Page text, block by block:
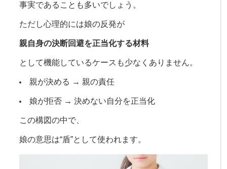
事実であることも多いでしょう。
ただし心理的には娘の反発が
親自身の決断回避を正当化する材料
として機能しているケースも少なくありません。
親が決める → 親の責任
娘が拒否 → 決めない自分を正当化
この構図の中で、
娘の意思は“盾”として使われます。